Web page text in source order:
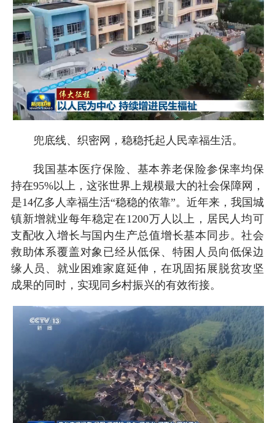
兜底线、织密网，稳稳托起人民幸福生活。
我国基本医疗保险、基本养老保险参保率均保
持在95%以上，这张世界上规模最大的社会保障网，
是14亿多人幸福生活“稳稳的依靠”。近年来，我国城
镇新增就业每年稳定在1200万人以上，居民人均可
支配收入增长与国内生产总值增长基本同步。社会
救助体系覆盖对象已经从低保、特困人员向低保边
缘人员、就业困难家庭延伸，在巩固拓展脱贫攻坚
成果的同时，实现同乡村振兴的有效衔接。